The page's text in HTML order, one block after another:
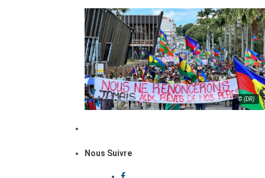
© (DR)
Nous Suivre